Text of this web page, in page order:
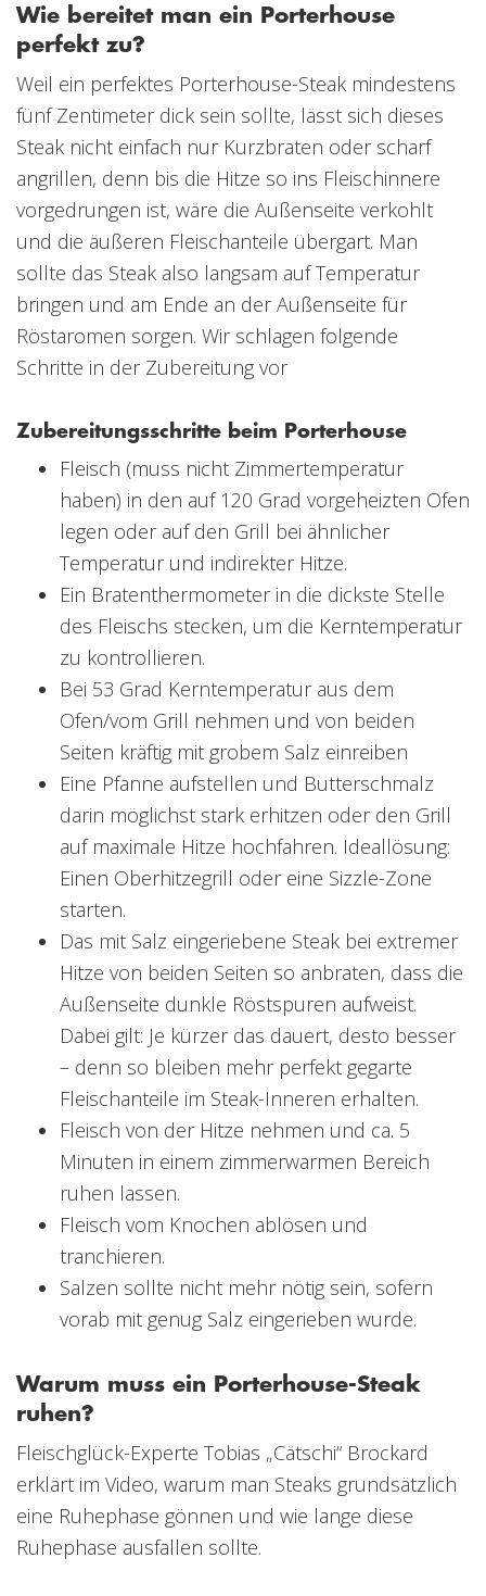
Wie bereitet man ein Porterhouse
perfekt zu?
Weil ein perfektes Porterhouse-Steak mindestens
fünf Zentimeter dick sein sollte, lässt sich dieses
Steak nicht einfach nur Kurzbraten oder scharf
angrillen, denn bis die Hitze so ins Fleischinnere
vorgedrungen ist, wäre die Außenseite verkohlt
und die äußeren Fleischanteile übergart. Man
sollte das Steak also langsam auf Temperatur
bringen und am Ende an der Außenseite für
Röstaromen sorgen. Wir schlagen folgende
Schritte in der Zubereitung vor
Zubereitungsschritte beim Porterhouse
Fleisch (muss nicht Zimmertemperatur
haben) in den auf 120 Grad vorgeheizten Ofen
legen oder auf den Grill bei ähnlicher
Temperatur und indirekter Hitze.
Ein Bratenthermometer in die dickste Stelle
des Fleischs stecken, um die Kerntemperatur
zu kontrollieren.
Bei 53 Grad Kerntemperatur aus dem
Ofen/vom Grill nehmen und von beiden
Seiten kräftig mit grobem Salz einreiben
Eine Pfanne aufstellen und Butterschmalz
darin möglichst stark erhitzen oder den Grill
auf maximale Hitze hochfahren. Ideallösung:
Einen Oberhitzegrill oder eine Sizzle-Zone
starten.
Das mit Salz eingeriebene Steak bei extremer
Hitze von beiden Seiten so anbraten, dass die
Außenseite dunkle Röstspuren aufweist.
Dabei gilt: Je kürzer das dauert, desto besser
– denn so bleiben mehr perfekt gegarte
Fleischanteile im Steak-Inneren erhalten.
Fleisch von der Hitze nehmen und ca. 5
Minuten in einem zimmerwarmen Bereich
ruhen lassen.
Fleisch vom Knochen ablösen und
tranchieren.
Salzen sollte nicht mehr nötig sein, sofern
vorab mit genug Salz eingerieben wurde.
Warum muss ein Porterhouse-Steak
ruhen?
Fleischglück-Experte Tobias „Cätschi“ Brockard
erklärt im Video, warum man Steaks grundsätzlich
eine Ruhephase gönnen und wie lange diese
Ruhephase ausfallen sollte.